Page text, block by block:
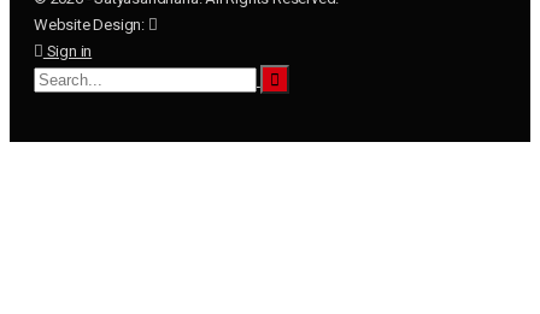
Website Design:
Sign in